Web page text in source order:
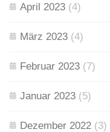
April 2023 (4)
März 2023 (4)
Februar 2023 (7)
Januar 2023 (5)
Dezember 2022 (3)